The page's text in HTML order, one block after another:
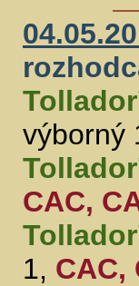
výborný
CAC,
1, CAC,